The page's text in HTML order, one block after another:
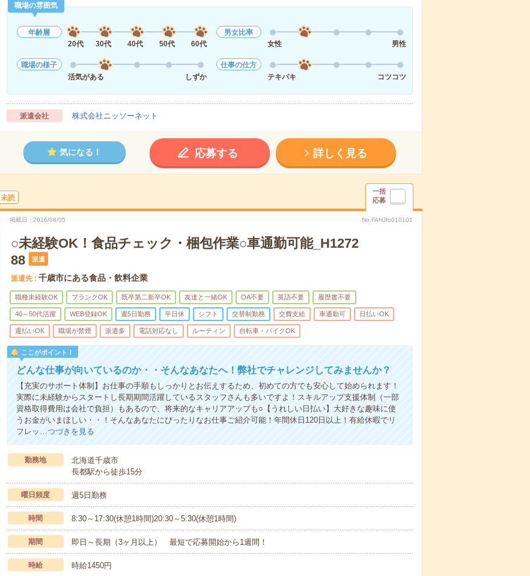
職場の雰囲気
年齢層
20代
30代 40代 50代 60代
男女比率
女性
男性
職場の様子
活気がある
しずか
仕事の仕方
テキパキ
コツコツ
派遣会社 株式会社ニッソーネット
気になる！ 応募する 詳しく見る
未読
一括
応募
掲載日 2026/08/05 No.FAHJfo010101
○未経験OK！食品チェック・梱包作業○車通勤可能_H1272
88
派遣
派遣先 千歳市にある食品・飲料企業
職種未経験OK ブランクOK 既卒第二新卒OK 友達と一緒OK OA不要 英語不要 履歴書不要
40～50代活躍 WEB登録OK 週5日勤務 平日休 シフト 交替制勤務 交費支給 車通勤可 日払いOK
週払いOK 職場が禁煙 派遣多 電話対応なし ルーティン 自転車・バイクOK
ここがポイント！
どんな仕事が向いているのか・・そんなあなたへ！弊社でチャレンジしてみませんか？
【充実のサポート体制】お仕事の手順もしっかりとお伝えするため、初めての方でも安心して始められます！
実際に未経験からスタートし長期期間活躍しているスタッフさんも多いですよ！スキルアップ支援体制（一部
資格取得費用は会社で負担）もあるので、将来的なキャリアアップも○【うれしい日払い】大好きな趣味に使
うお金がいまほしい・・！そんなあなたにぴったりなお仕事ご紹介可能！年間休日120日以上！有給休暇でリ
フレッ… つづきを見る
勤務地
北海道千歳市
長都駅から徒歩15分
曜日頻度 週5日勤務
時間 8:30～17:30(休憩1時間)20:30～5:30(休憩1時間)
期間 即日～長期（3ヶ月以上） 最短で応募開始から1週間！
時給 時給1450円